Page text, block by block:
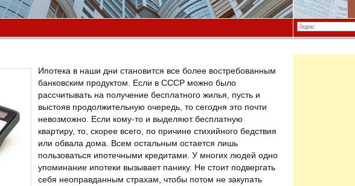
Ипотека в наши дни становится все более востребованным
банковским продуктом. Если в СССР можно было
рассчитывать на получение бесплатного жилья, пусть и
выстояв продолжительную очередь, то сегодня это почти
невозможно. Если кому-то и выделяют бесплатную
квартиру, то, скорее всего, по причине стихийного бедствия
или обвала дома. Всем остальным остается лишь
пользоваться ипотечными кредитами. У многих людей одно
упоминание ипотеки вызывает панику. Не стоит подвергать
себя неоправданным страхам, чтобы потом не закупать